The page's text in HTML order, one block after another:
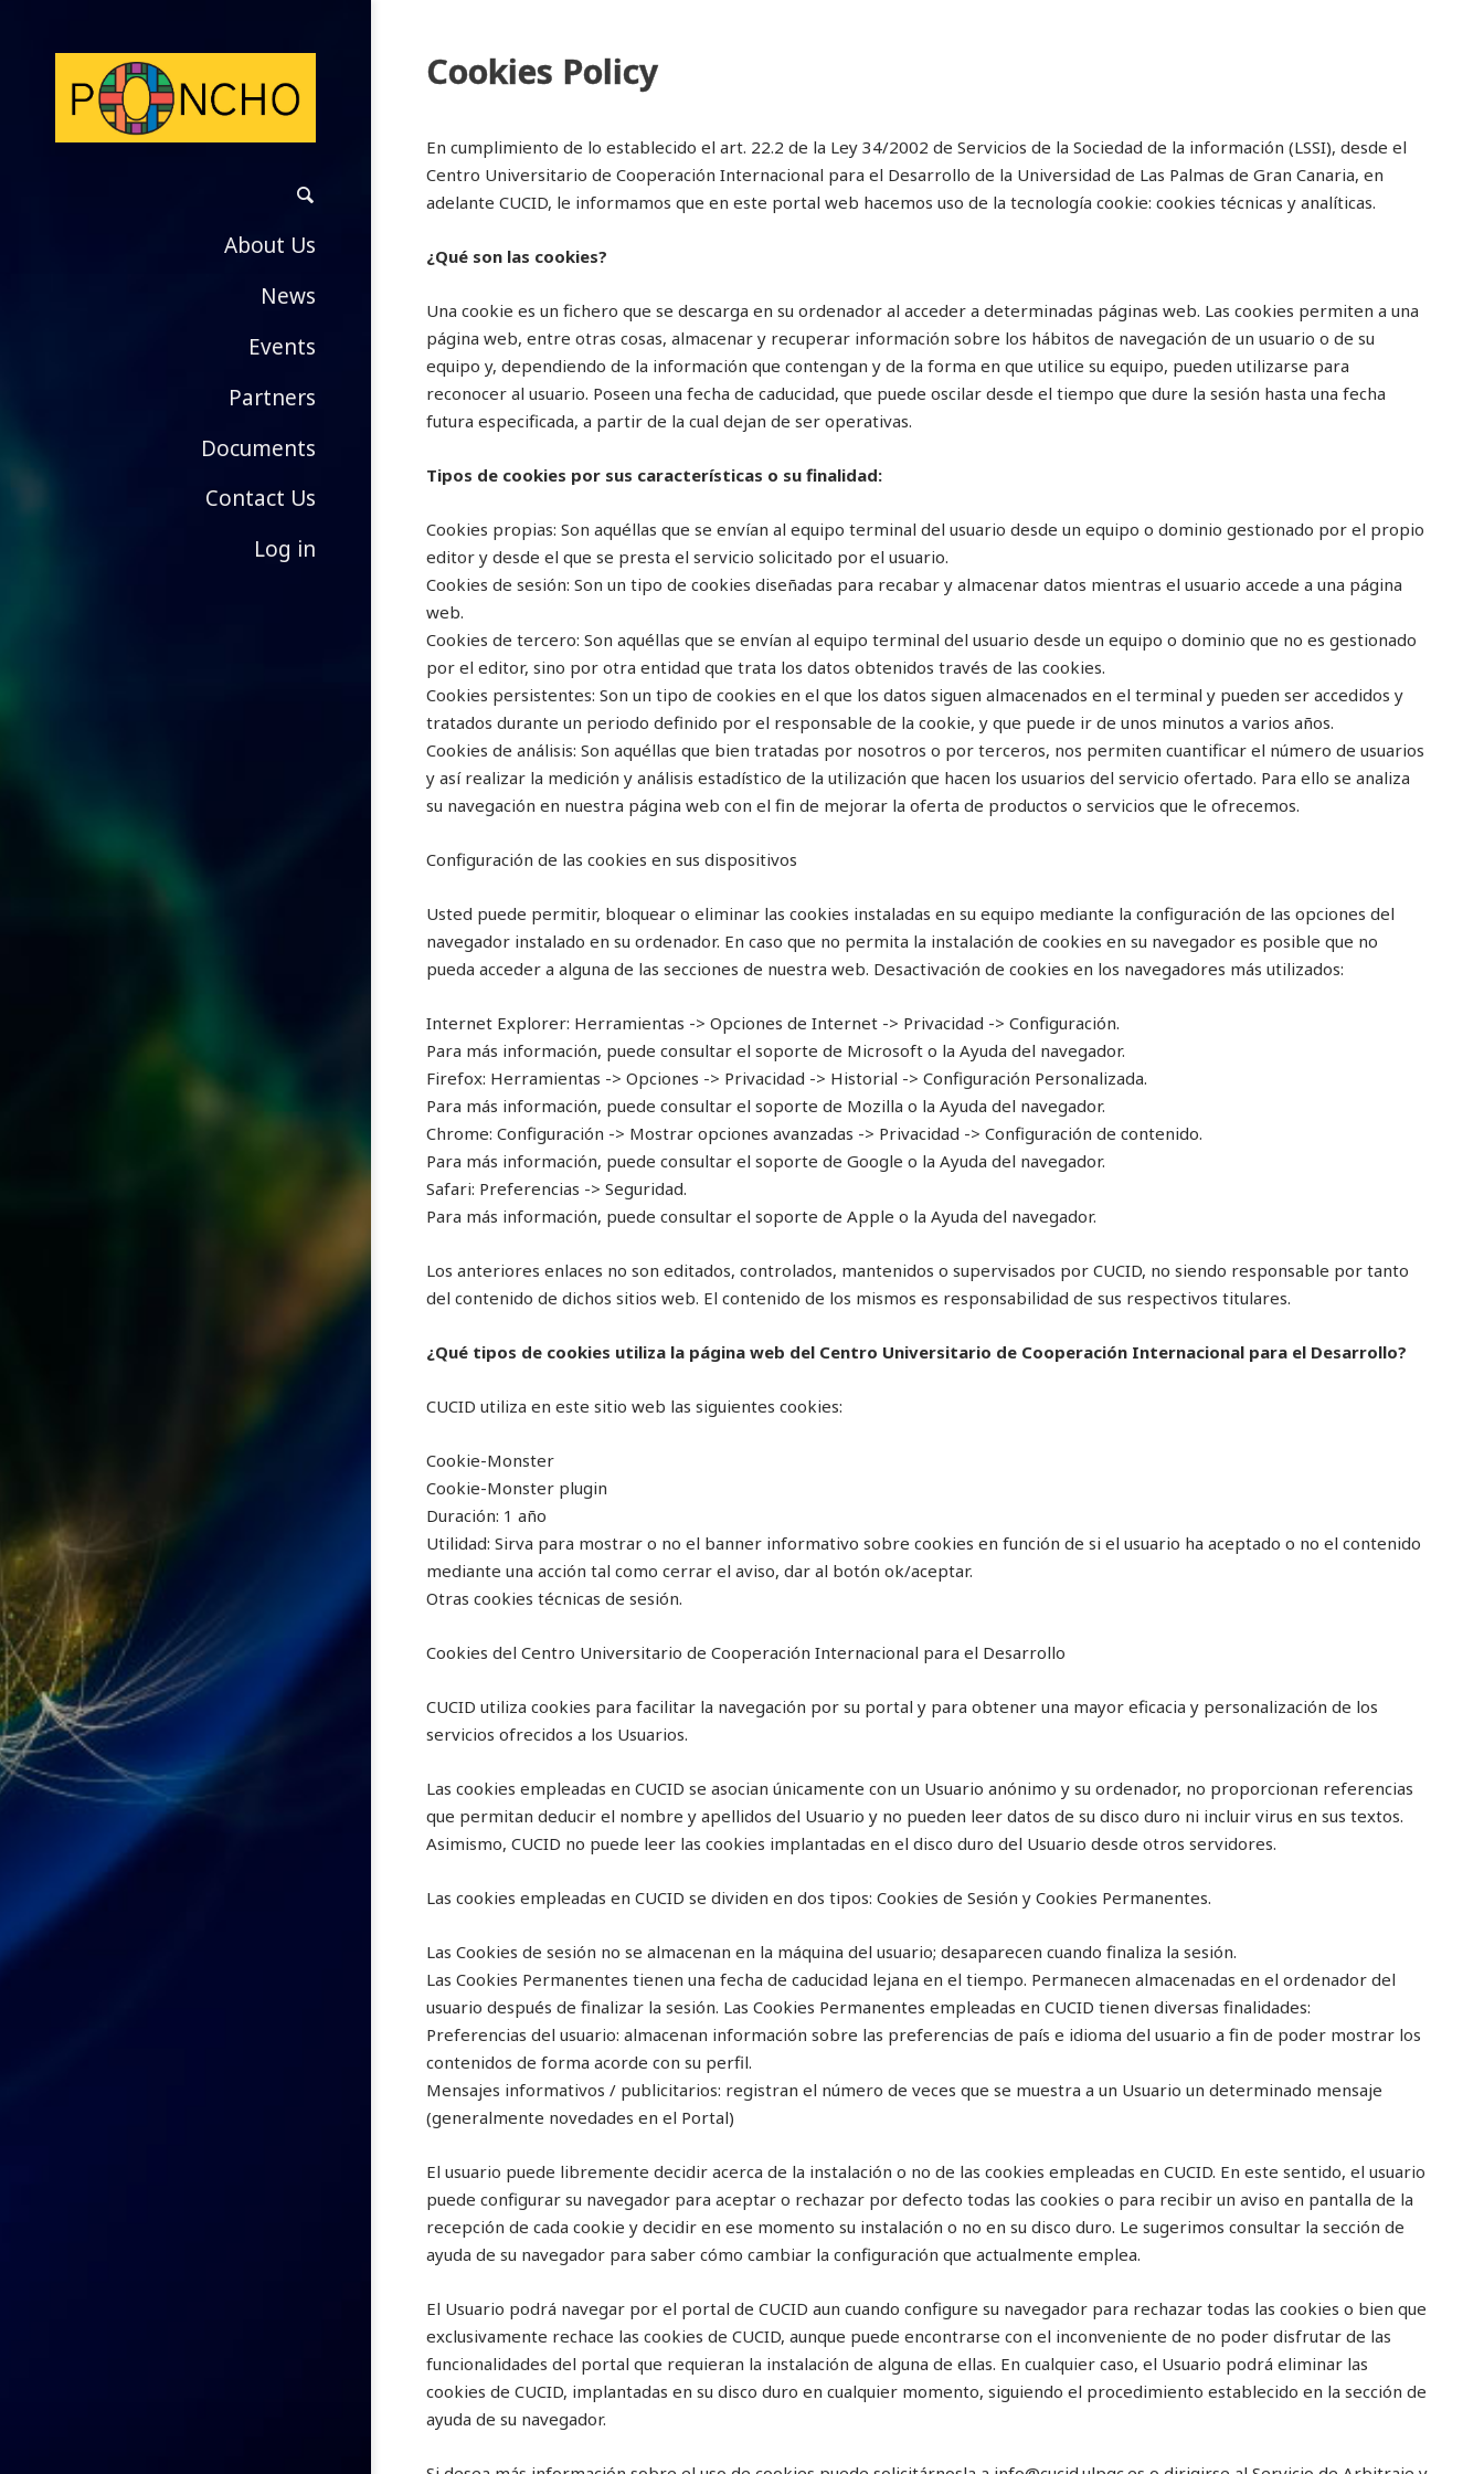
About Us
News
Events
Partners
Documents
Contact Us
Log in
Cookies Policy
En cumplimiento de lo establecido el art. 22.2 de la Ley 34/2002 de Servicios de la Sociedad de la información (LSSI), desde el
Centro Universitario de Cooperación Internacional para el Desarrollo de la Universidad de Las Palmas de Gran Canaria, en
adelante CUCID, le informamos que en este portal web hacemos uso de la tecnología cookie: cookies técnicas y analíticas.
¿Qué son las cookies?
Una cookie es un fichero que se descarga en su ordenador al acceder a determinadas páginas web. Las cookies permiten a una
página web, entre otras cosas, almacenar y recuperar información sobre los hábitos de navegación de un usuario o de su
equipo y, dependiendo de la información que contengan y de la forma en que utilice su equipo, pueden utilizarse para
reconocer al usuario. Poseen una fecha de caducidad, que puede oscilar desde el tiempo que dure la sesión hasta una fecha
futura especificada, a partir de la cual dejan de ser operativas.
Tipos de cookies por sus características o su finalidad:
Cookies propias: Son aquéllas que se envían al equipo terminal del usuario desde un equipo o dominio gestionado por el propio
editor y desde el que se presta el servicio solicitado por el usuario.
Cookies de sesión: Son un tipo de cookies diseñadas para recabar y almacenar datos mientras el usuario accede a una página
web.
Cookies de tercero: Son aquéllas que se envían al equipo terminal del usuario desde un equipo o dominio que no es gestionado
por el editor, sino por otra entidad que trata los datos obtenidos través de las cookies.
Cookies persistentes: Son un tipo de cookies en el que los datos siguen almacenados en el terminal y pueden ser accedidos y
tratados durante un periodo definido por el responsable de la cookie, y que puede ir de unos minutos a varios años.
Cookies de análisis: Son aquéllas que bien tratadas por nosotros o por terceros, nos permiten cuantificar el número de usuarios
y así realizar la medición y análisis estadístico de la utilización que hacen los usuarios del servicio ofertado. Para ello se analiza
su navegación en nuestra página web con el fin de mejorar la oferta de productos o servicios que le ofrecemos.
Configuración de las cookies en sus dispositivos
Usted puede permitir, bloquear o eliminar las cookies instaladas en su equipo mediante la configuración de las opciones del
navegador instalado en su ordenador. En caso que no permita la instalación de cookies en su navegador es posible que no
pueda acceder a alguna de las secciones de nuestra web. Desactivación de cookies en los navegadores más utilizados:
Internet Explorer: Herramientas -> Opciones de Internet -> Privacidad -> Configuración.
Para más información, puede consultar el soporte de Microsoft o la Ayuda del navegador.
Firefox: Herramientas -> Opciones -> Privacidad -> Historial -> Configuración Personalizada.
Para más información, puede consultar el soporte de Mozilla o la Ayuda del navegador.
Chrome: Configuración -> Mostrar opciones avanzadas -> Privacidad -> Configuración de contenido.
Para más información, puede consultar el soporte de Google o la Ayuda del navegador.
Safari: Preferencias -> Seguridad.
Para más información, puede consultar el soporte de Apple o la Ayuda del navegador.
Los anteriores enlaces no son editados, controlados, mantenidos o supervisados por CUCID, no siendo responsable por tanto
del contenido de dichos sitios web. El contenido de los mismos es responsabilidad de sus respectivos titulares.
¿Qué tipos de cookies utiliza la página web del Centro Universitario de Cooperación Internacional para el Desarrollo?
CUCID utiliza en este sitio web las siguientes cookies:
Cookie-Monster
Cookie-Monster plugin
Duración: 1 año
Utilidad: Sirva para mostrar o no el banner informativo sobre cookies en función de si el usuario ha aceptado o no el contenido
mediante una acción tal como cerrar el aviso, dar al botón ok/aceptar.
Otras cookies técnicas de sesión.
Cookies del Centro Universitario de Cooperación Internacional para el Desarrollo
CUCID utiliza cookies para facilitar la navegación por su portal y para obtener una mayor eficacia y personalización de los
servicios ofrecidos a los Usuarios.
Las cookies empleadas en CUCID se asocian únicamente con un Usuario anónimo y su ordenador, no proporcionan referencias
que permitan deducir el nombre y apellidos del Usuario y no pueden leer datos de su disco duro ni incluir virus en sus textos.
Asimismo, CUCID no puede leer las cookies implantadas en el disco duro del Usuario desde otros servidores.
Las cookies empleadas en CUCID se dividen en dos tipos: Cookies de Sesión y Cookies Permanentes.
Las Cookies de sesión no se almacenan en la máquina del usuario; desaparecen cuando finaliza la sesión.
Las Cookies Permanentes tienen una fecha de caducidad lejana en el tiempo. Permanecen almacenadas en el ordenador del
usuario después de finalizar la sesión. Las Cookies Permanentes empleadas en CUCID tienen diversas finalidades:
Preferencias del usuario: almacenan información sobre las preferencias de país e idioma del usuario a fin de poder mostrar los
contenidos de forma acorde con su perfil.
Mensajes informativos / publicitarios: registran el número de veces que se muestra a un Usuario un determinado mensaje
(generalmente novedades en el Portal)
El usuario puede libremente decidir acerca de la instalación o no de las cookies empleadas en CUCID. En este sentido, el usuario
puede configurar su navegador para aceptar o rechazar por defecto todas las cookies o para recibir un aviso en pantalla de la
recepción de cada cookie y decidir en ese momento su instalación o no en su disco duro. Le sugerimos consultar la sección de
ayuda de su navegador para saber cómo cambiar la configuración que actualmente emplea.
El Usuario podrá navegar por el portal de CUCID aun cuando configure su navegador para rechazar todas las cookies o bien que
exclusivamente rechace las cookies de CUCID, aunque puede encontrarse con el inconveniente de no poder disfrutar de las
funcionalidades del portal que requieran la instalación de alguna de ellas. En cualquier caso, el Usuario podrá eliminar las
cookies de CUCID, implantadas en su disco duro en cualquier momento, siguiendo el procedimiento establecido en la sección de
ayuda de su navegador.